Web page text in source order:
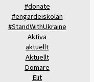
#donate
#engardeiskolan
#StandWithUkraine
Aktiva
aktuellt
Aktuellt
Domare
Elit